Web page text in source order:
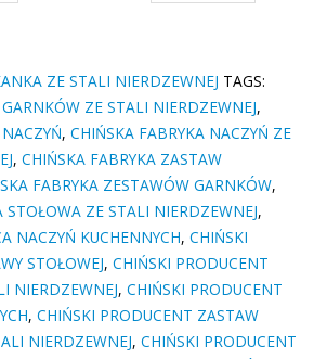
ZE STALI NIERDZEWNEJ TAGS:
ZE STALI NIERDZEWNEJ,
, CHIŃSKA FABRYKA NACZYŃ ZE
, CHIŃSKA FABRYKA ZASTAW
FABRYKA ZESTAWÓW GARNKÓW,
STOŁOWA ZE STALI NIERDZEWNEJ,
NACZYŃ KUCHENNYCH, CHIŃSKI
STOŁOWEJ, CHIŃSKI PRODUCENT
NIERDZEWNEJ, CHIŃSKI PRODUCENT
, CHIŃSKI PRODUCENT ZASTAW
NIERDZEWNEJ, CHIŃSKI PRODUCENT